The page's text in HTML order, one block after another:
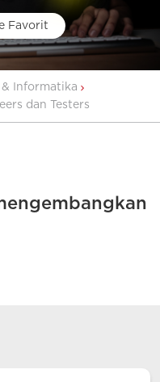
Favorit
Informatika
dan Testers